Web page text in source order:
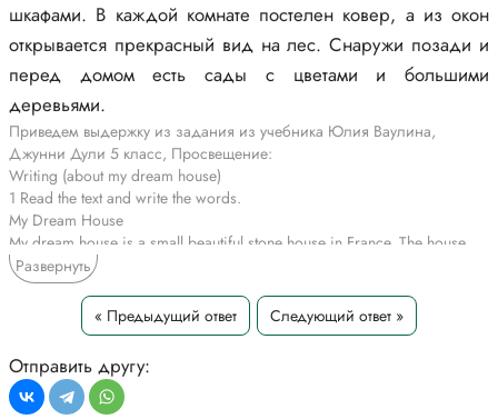
шкафами. В каждой комнате постелен ковер, а из окон
открывается прекрасный вид на лес. Снаружи позади и
перед домом есть сады с цветами и большими
деревьями.
Приведем выдержку из задания из учебника Юлия Ваулина,
Джунни Дули 5 класс, Просвещение:
Writing (about my dream house)
1 Read the text and write the words.
My Dream House
My dream house is a small beautiful stone house in France. The house
has seven rooms. Downstairs there is a small 1) kitchen, a living room
and a 2) dining room. The living room has two sofas, a big 3) table,
beautiful paintings on the walls and big 4) windows. In the dining room
there is a table with eight 5) chairs and a lovely mirror on the wall.
Upstairs there are two bedrooms and two 6) bathrooms. The bedrooms
have big 7) beds and wardrobes. There are fantastic views from all the
windows upstairs. Outside there are front and back 8) gardens. In the
Развернуть
« Предыдущий ответ Следующий ответ »
Отправить другу: